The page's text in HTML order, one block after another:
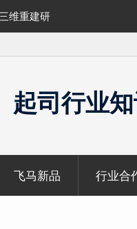
维重建研
起司行业
飞马新品 行业合